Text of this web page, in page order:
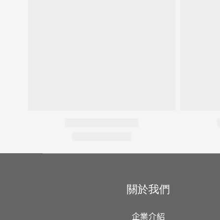
關於我們
企業介紹